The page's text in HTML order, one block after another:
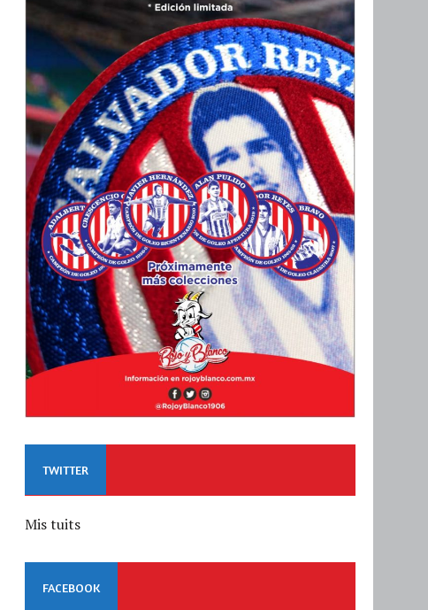
TWITTER
Mis tuits
FACEBOOK